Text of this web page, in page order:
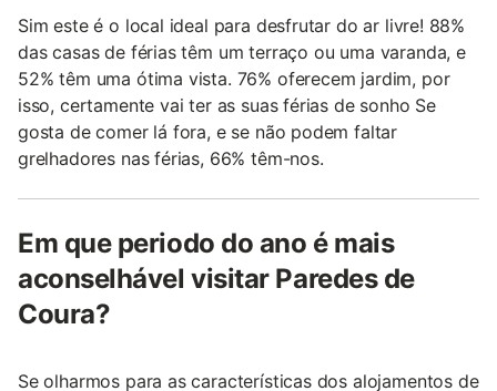
Sim este é o local ideal para desfrutar do ar livre! 88%
das casas de férias têm um terraço ou uma varanda, e
52% têm uma ótima vista. 76% oferecem jardim, por
isso, certamente vai ter as suas férias de sonho Se
gosta de comer lá fora, e se não podem faltar
grelhadores nas férias, 66% têm-nos.
Em que periodo do ano é mais
aconselhável visitar Paredes de
Coura?
Se olharmos para as características dos alojamentos de